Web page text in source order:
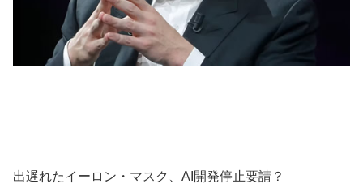
出遅れたイーロン・マスク、AI開発停止要請？